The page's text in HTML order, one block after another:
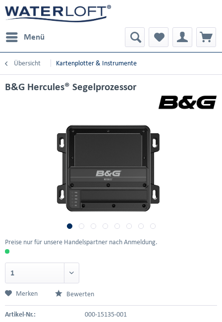
Menü
Übersicht Kartenplotter & Instrumente
B&G Hercules® Segelprozessor
Preise nur für unsere Handelspartner nach Anmeldung.
Merken Bewerten
Artikel-Nr.: 000-15135-001